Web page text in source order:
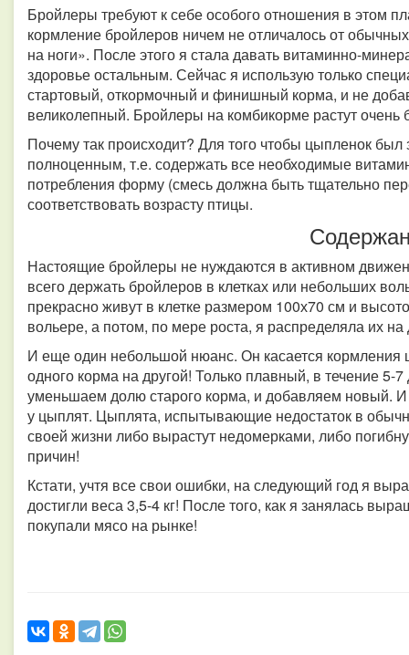
Бройлеры требуют к себе особого отношения в этом
кормление бройлеров ничем не отличалось от
на ноги». После этого я стала давать витаминно-
здоровье остальным. Сейчас я использую только
стартовый, откормочный и финишный корма, и не
великолепный. Бройлеры на комбикорме растут очень
Почему так происходит? Для того чтобы цыпленок
полноценным, т.е. содержать все необходимые
потребления форму (смесь должна быть тщательно
соответствовать возрасту птицы.
Настоящие бройлеры не нуждаются в активном
всего держать бройлеров в клетках или небольших
прекрасно живут в клетке размером 100х70 см и
вольере, а потом, по мере роста, я распределяла их
И еще один небольшой нюанс. Он касается кормления
одного корма на другой! Только плавный, в течение 5-
уменьшаем долю старого корма, и добавляем новый.
у цыплят. Цыплята, испытывающие недостаток в
своей жизни либо вырастут недомерками, либо
причин!
Кстати, учтя все свои ошибки, на следующий год я
достигли веса 3,5-4 кг! После того, как я занялась
покупали мясо на рынке!